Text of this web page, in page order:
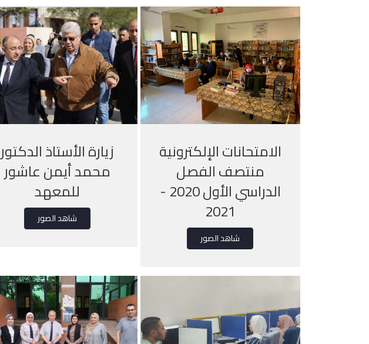
الامتحانات الإلكترونية
منتصف الفصل
الدراسي الأول 2020 -
2021
شاهد الصور
زيارة الأستاذ الدكتور
محمد أيمن عاشور
للمعهد
شاهد الصور